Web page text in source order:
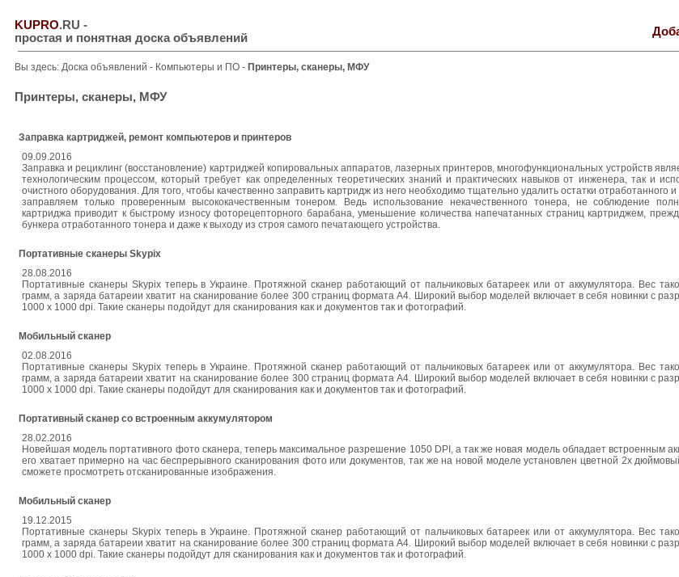
KUPRO.RU -
простая и понятная доска объявлений
Вы здесь: Доска объявлений - Компьютеры и ПО - Принтеры, сканеры, МФУ
Принтеры, сканеры, МФУ
Заправка картриджей, ремонт компьютеров и принтеров
09.09.2016
Заправка и рециклинг (восстановление) картриджей копировальных аппаратов, лазерных принтеров, многофункциональных устройств
технологическим процессом, который требует как определенных теоретических знаний и практических навыков от инженера, так и
очистного оборудования. Для того, чтобы качественно заправить картридж из него необходимо тщательно удалить остатки
заправляем только проверенным высококачественным тонером. Ведь использование некачественного тонера, не соблюдение
картриджа приводит к быстрому износу фоторецепторного барабана, уменьшение количества напечатанных страниц картриджем,
бункера отработанного тонера и даже к выходу из строя самого печатающего устройства.
Портативные сканеры Skypix
28.08.2016
Портативные сканеры Skypix теперь в Украине. Протяжной сканер работающий от пальчиковых батареек или от аккумулятора. Вес
грамм, а заряда батареии хватит на сканирование более 300 страниц формата А4. Широкий выбор моделей включает в себя новинки с
1000 х 1000 dpi. Такие сканеры подойдут для сканирования как и документов так и фотографий.
Мобильный сканер
02.08.2016
Портативные сканеры Skypix теперь в Украине. Протяжной сканер работающий от пальчиковых батареек или от аккумулятора. Вес
грамм, а заряда батареии хватит на сканирование более 300 страниц формата А4. Широкий выбор моделей включает в себя новинки с
1000 х 1000 dpi. Такие сканеры подойдут для сканирования как и документов так и фотографий.
Портативный сканер со встроенным аккумулятором
28.02.2016
Новейшая модель портативного фото сканера, теперь максимальное разрешение 1050 DPI, а так же новая модель обладает встроенным
его хватает примерно на час беспрерывного сканирования фото или документов, так же на новой моделе установлен цветной 2х
сможете просмотреть отсканированные изображения.
Мобильный сканер
19.12.2015
Портативные сканеры Skypix теперь в Украине. Протяжной сканер работающий от пальчиковых батареек или от аккумулятора. Вес
грамм, а заряда батареии хватит на сканирование более 300 страниц формата А4. Широкий выбор моделей включает в себя новинки с
1000 х 1000 dpi. Такие сканеры подойдут для сканирования как и документов так и фотографий.